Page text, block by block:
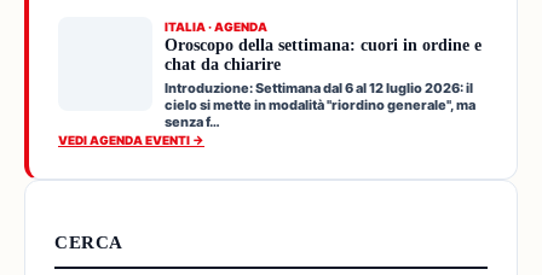
ITALIA · AGENDA
Oroscopo della settimana: cuori in ordine e
chat da chiarire
Introduzione: Settimana dal 6 al 12 luglio 2026: il
cielo si mette in modalità "riordino generale", ma
senza f…
VEDI AGENDA EVENTI →
CERCA